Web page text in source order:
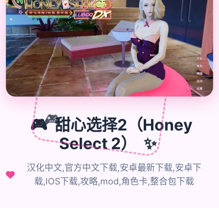
🎮
🎮 甜心选择2（Honey
Select 2）
✨
汉化中文,官方中文下载,安卓最新下载,安卓下
载,IOS下载,攻略,mod,角色卡,整合包下载